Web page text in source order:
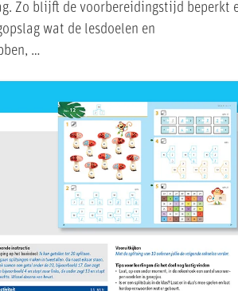
Zo blijft de voorbereidingstijd beperkt
wat de lesdoelen en
…